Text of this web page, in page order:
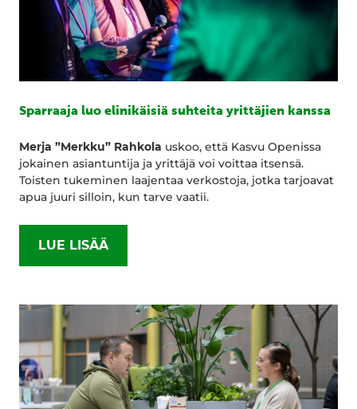
Sparraaja luo elinikäisiä suhteita yrittäjien kanssa
Merja ”Merkku” Rahkola uskoo, että Kasvu Openissa
jokainen asiantuntija ja yrittäjä voi voittaa itsensä.
Toisten tukeminen laajentaa verkostoja, jotka tarjoavat
apua juuri silloin, kun tarve vaatii.
LUE LISÄÄ